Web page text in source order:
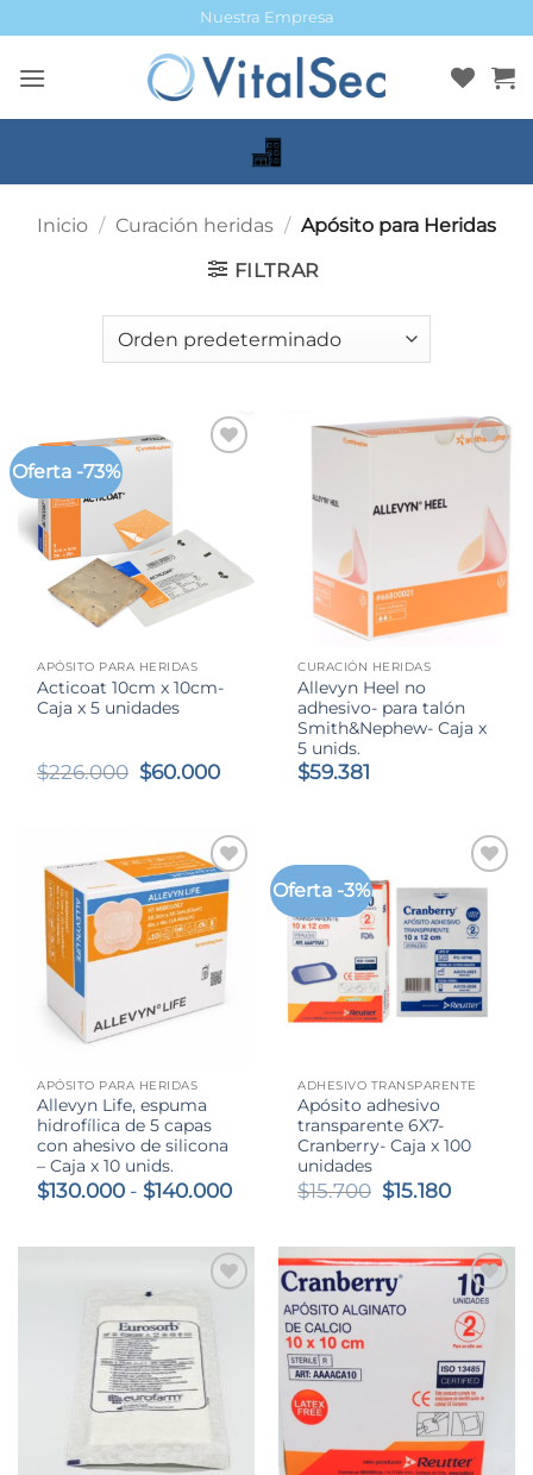
al
contenido
Nuestra Empresa
Inicio / Curación heridas / Apósito para Heridas
FILTRAR
Oferta -73%
APÓSITO PARA HERIDAS
Acticoat 10cm x 10cm-
Caja x 5 unidades
$226.000 El
$226.000.
$60.000El
es:
$60.000.
CURACIÓN HERIDAS
Allevyn Heel no
adhesivo- para talón
Smith&Nephew- Caja x
5 unids.
$59.381
APÓSITO PARA HERIDAS
Allevyn Life, espuma
hidrofílica de 5 capas
con ahesivo de silicona
– Caja x 10 unids.
$130.000 - $140.000Rango
desde
$130.000
hasta
$140.000
Oferta -3%
ADHESIVO TRANSPARENTE
Apósito adhesivo
transparente 6X7-
Cranberry- Caja x 100
unidades
$15.700 El
era:
$15.700.
$15.180El
es:
$15.180.